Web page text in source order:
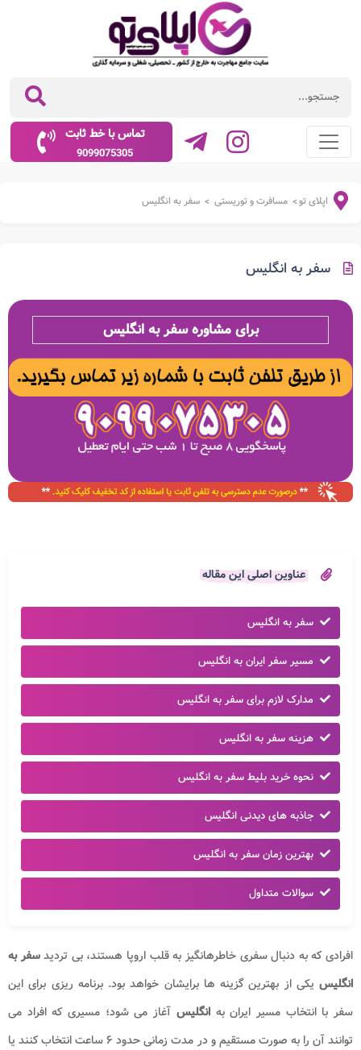
تماس با خط ثابت
9099075305
اپلای تو> مسافرت و توریستی > سفر به انگلیس
سفر به انگلیس
برای مشاوره سفر به انگلیس
عناوین اصلی این مقاله
سفر به انگلیس
مسیر سفر ایران به انگلیس
مدارک لازم برای سفر به انگلیس
هزینه سفر به انگلیس
نحوه خرید بلیط سفر به انگلیس
جاذبه های دیدنی انگلیس
بهترین زمان سفر به انگلیس
سوالات متداول
افرادی که به دنبال سفری خاطرهانگیز به قلب اروپا هستند، بی تردیدسفر به
انگلیس یکی از بهترین گزینه ها برایشان خواهد بود. برنامه ریزی برای این
سفر با انتخاب مسیر ایران بهانگلیس آغاز می شود؛ مسیری که افراد می
توانند آن را به صورت مستقیم و در مدت زمانی حدود ۶ ساعت انتخاب کنند یا